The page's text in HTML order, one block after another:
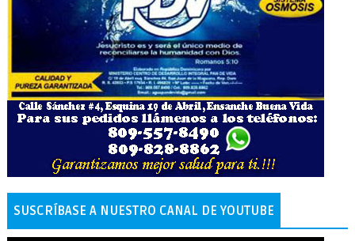
SUSCRÍBASE A NUESTRO CANAL DE YOUTUBE